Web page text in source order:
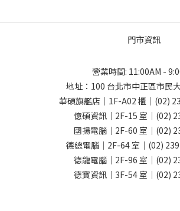
門市資訊
營業時間: 11:00AM -
地址： 100 台北市中正區市民
華碩旗艦店｜1F-A02 櫃｜ (02)
億碩資訊｜2F-15 室｜ (02)
國揚電腦｜2F-60 室｜ (02)
德總電腦｜2F-64 室｜ (02)
德龍電腦｜2F-96 室｜ (02)
德寶資訊｜3F-54 室｜ (02)